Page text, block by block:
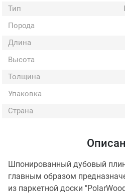
Тип
Порода
Длина
Высота
Толщина
Упаковка
Страна
Шпонированный дубовый
главным образом
из паркетной доски